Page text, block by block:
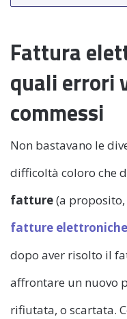
Fattura
quali errori
commessi
Non bastavano le
difficoltà coloro che
fatture(a
fatture elettroniche
dopo aver risolto il
affrontare un nuovo
rifiutata, o scartata.